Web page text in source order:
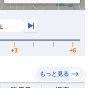
もっと見る